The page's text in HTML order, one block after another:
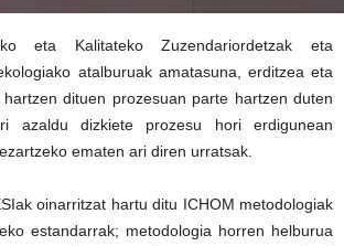
eta Kalitateko Zuzendariordetzak eta
atalburuak amatasuna, erditzea eta
dituen prozesuan parte hartzen duten
azaldu dizkiete prozesu hori erdigunean
ematen ari diren urratsak.
oinarritzat hartu ditu ICHOM metodologiak
estandarrak; metodologia horren helburua